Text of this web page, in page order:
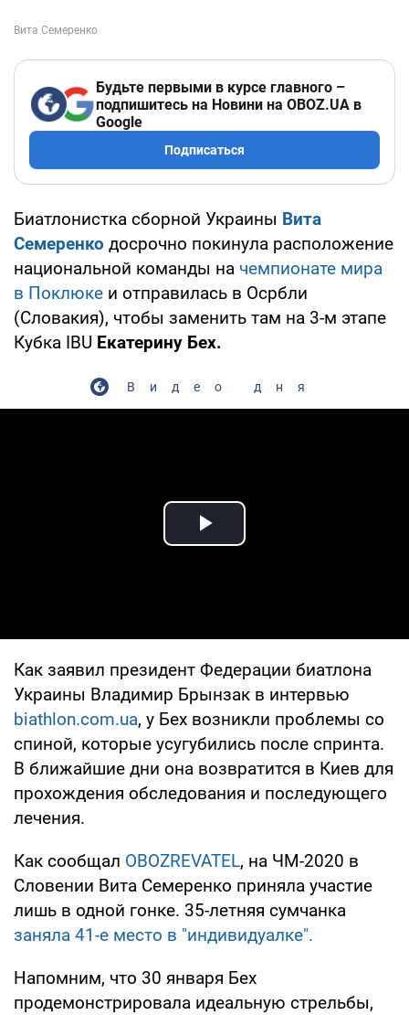
Будьте первыми в курсе главного –
подпишитесь на Новини на OBOZ.UA в
Google
Подписаться
Биатлонистка сборной Украины Вита
Семеренко досрочно покинула расположение
национальной команды на чемпионате мира
в Поклюке и отправилась в Осрбли
(Словакия), чтобы заменить там на 3-м этапе
Кубка IBU Екатерину Бех.
Видео дня
Play Video
Как заявил президент Федерации биатлона
Украины Владимир Брынзак в интервью
biathlon.com.ua, у Бех возникли проблемы со
спиной, которые усугубились после спринта.
В ближайшие дни она возвратится в Киев для
прохождения обследования и последующего
лечения.
Как сообщал OBOZREVATEL, на ЧМ-2020 в
Словении Вита Семеренко приняла участие
лишь в одной гонке. 35-летняя сумчанка
заняла 41-е место в "индивидуалке".
Напомним, что 30 января Бех
продемонстрировала идеальную стрельбы,